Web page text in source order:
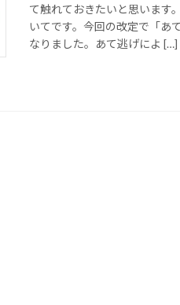
て触れておきたいと思います
いてです。今回の改定で「あ
なりました。あて逃げによ […]